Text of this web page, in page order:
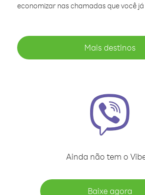
economizar nas chamadas que você
Mais destinos
Ainda não tem o
Baixe agora